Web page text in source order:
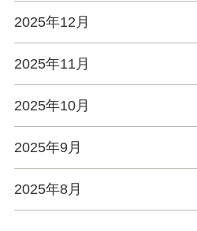
2025年12月
2025年11月
2025年10月
2025年9月
2025年8月